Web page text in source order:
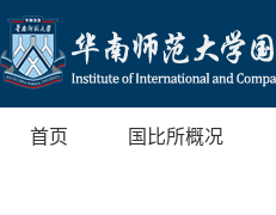
首页 国比所概况